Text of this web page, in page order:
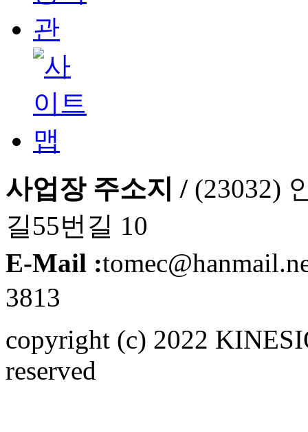
사업장 주소지 / (23032)
길55번길 10
E-Mail :
3813
copyright (c) 2022
reserved